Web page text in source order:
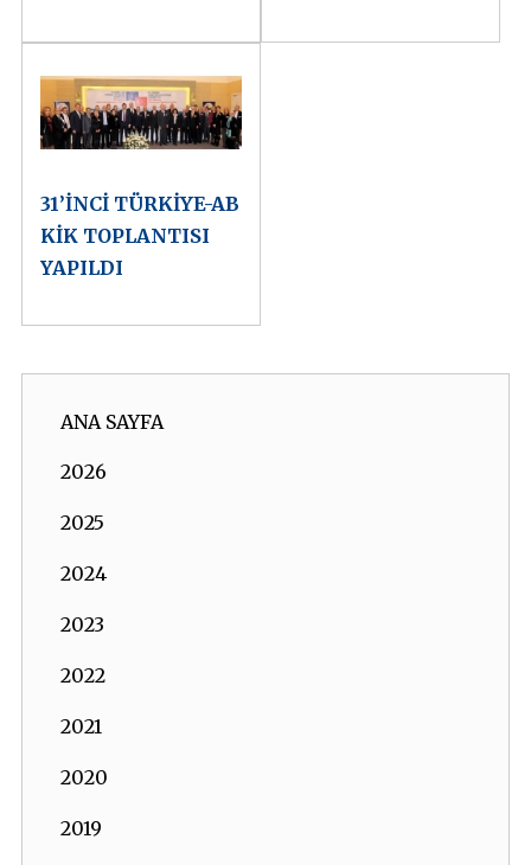
31’İNCİ TÜRKİYE-AB
KİK TOPLANTISI
YAPILDI
ANA SAYFA
2026
2025
2024
2023
2022
2021
2020
2019